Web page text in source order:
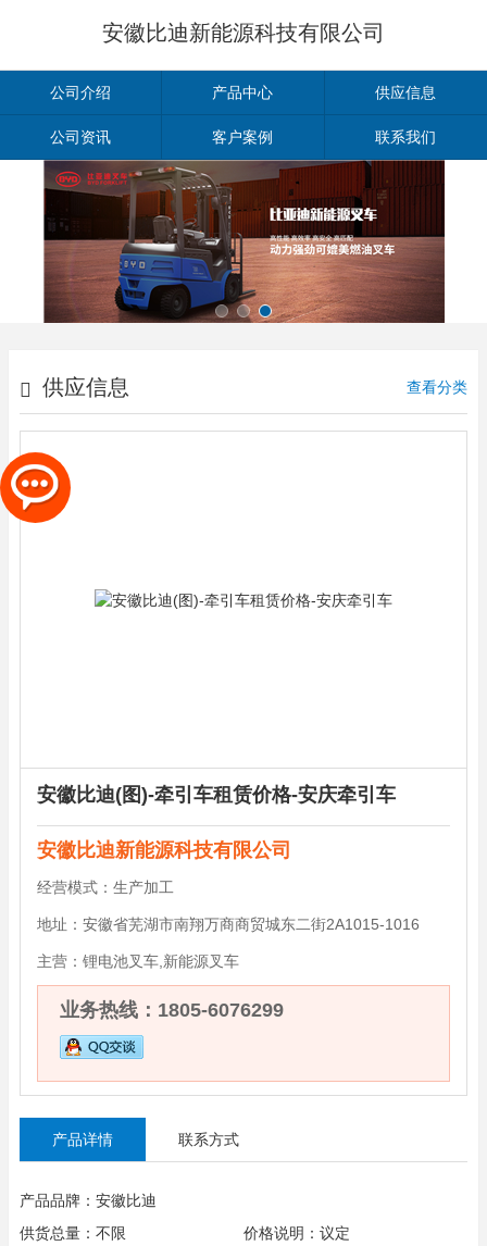
安徽比迪新能源科技有限公司
公司介绍 产品中心 供应信息
公司资讯 客户案例 联系我们
供应信息 查看分类
安徽比迪(图)-牵引车租赁价格-安庆牵引车
安徽比迪新能源科技有限公司
经营模式： 生产加工
地址： 安徽省芜湖市南翔万商商贸城东二街2A1015-1016
主营： 锂电池叉车,新能源叉车
业务热线：1805-6076299
产品详情 联系方式
产品品牌：安徽比迪
供货总量：不限
价格说明：议定